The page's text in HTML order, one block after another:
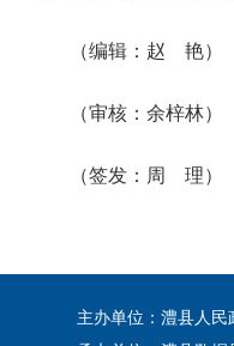
（编辑：赵 艳）
（审核：余梓林）
（签发：周 理）
主办单位：澧县人民